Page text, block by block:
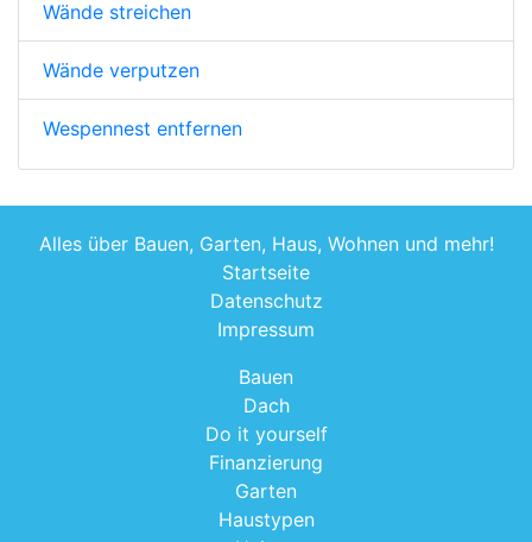
Wände streichen
Wände verputzen
Wespennest entfernen
Alles über Bauen, Garten, Haus, Wohnen und mehr!
Startseite
Datenschutz
Impressum
Bauen
Dach
Do it yourself
Finanzierung
Garten
Haustypen